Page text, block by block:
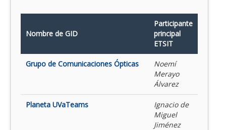
Nombre de GID
Participante
principal
ETSIT
Grupo de Comunicaciones Ópticas
Noemí
Merayo
Álvarez
Planeta UVaTeams
Ignacio de
Miguel
Jiménez